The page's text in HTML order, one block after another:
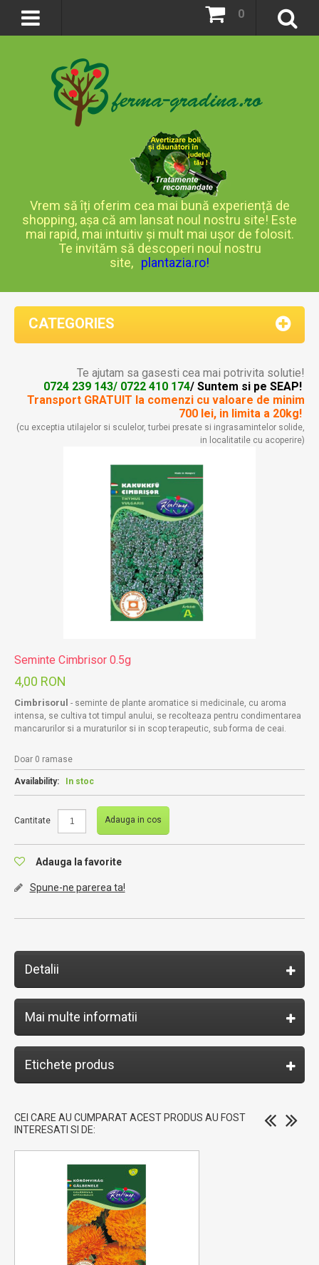
0
Vrem să îți oferim cea mai bună experiență de
shopping, așa că am lansat noul nostru site! Este
mai rapid, mai intuitiv și mult mai ușor de folosit.
Te invităm să descoperi noul nostru
site, plantazia.ro!
CATEGORIES
Te ajutam sa gasesti cea mai potrivita solutie!
0724 239 143/ 0722 410 174/ Suntem si pe SEAP!
Transport GRATUIT la comenzi cu valoare de minim
700 lei, in limita a 20kg!
(cu exceptia utilajelor si sculelor, turbei presate si ingrasamintelor solide,
in localitatile cu acoperire)
Seminte Cimbrisor 0.5g
4,00 RON
Cimbrisorul - seminte de plante aromatice si medicinale, cu aroma
intensa, se cultiva tot timpul anului, se recolteaza pentru condimentarea
mancarurilor si a muraturilor si in scop terapeutic, sub forma de ceai.
Doar 0 ramase
Availability: In stoc
Cantitate Adauga in cos
Adauga la favorite
Spune-ne parerea ta!
Detalii
Mai multe informatii
Etichete produs
CEI CARE AU CUMPARAT ACEST PRODUS AU FOST
INTERESATI SI DE: